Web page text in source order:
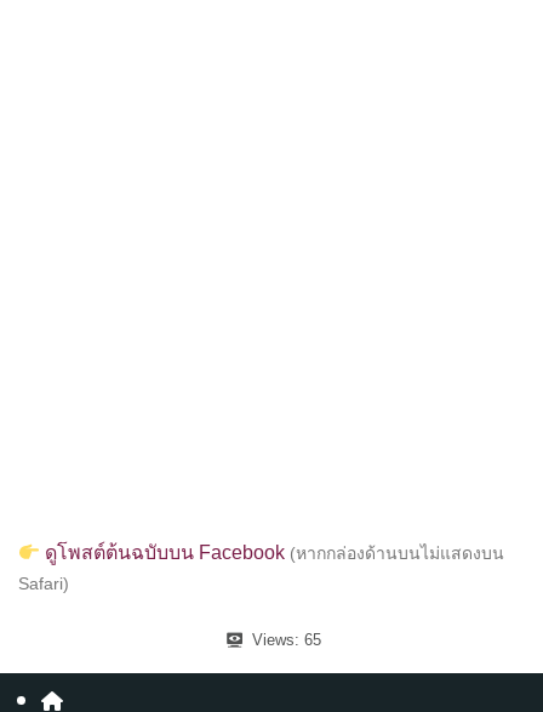
ดูโพสต์ต้นฉบับบน Facebook (หากกล่องด้านบนไม่แสดงบน
Safari)
Views: 65